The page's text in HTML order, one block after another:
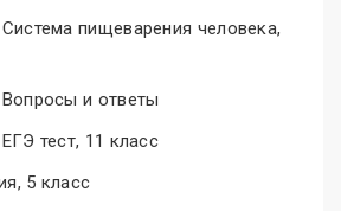
пищеварения человека,
и ответы
тест, 11 класс
5 класс